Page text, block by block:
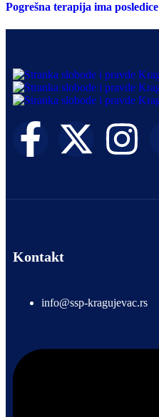
Pogrešna terapija ima posledice
Kontakt
info@ssp-kragujevac.rs